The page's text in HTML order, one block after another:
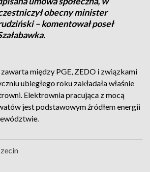
obecny minister
– komentował poseł
między PGE, ZEDO i związkami
ubiegłego roku zakładała właśnie
Elektrownia pracująca z mocą
jest podstawowym źródłem energii